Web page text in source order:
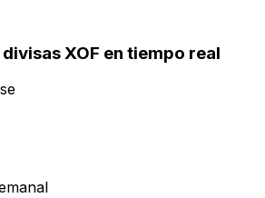
XOF en tiempo real